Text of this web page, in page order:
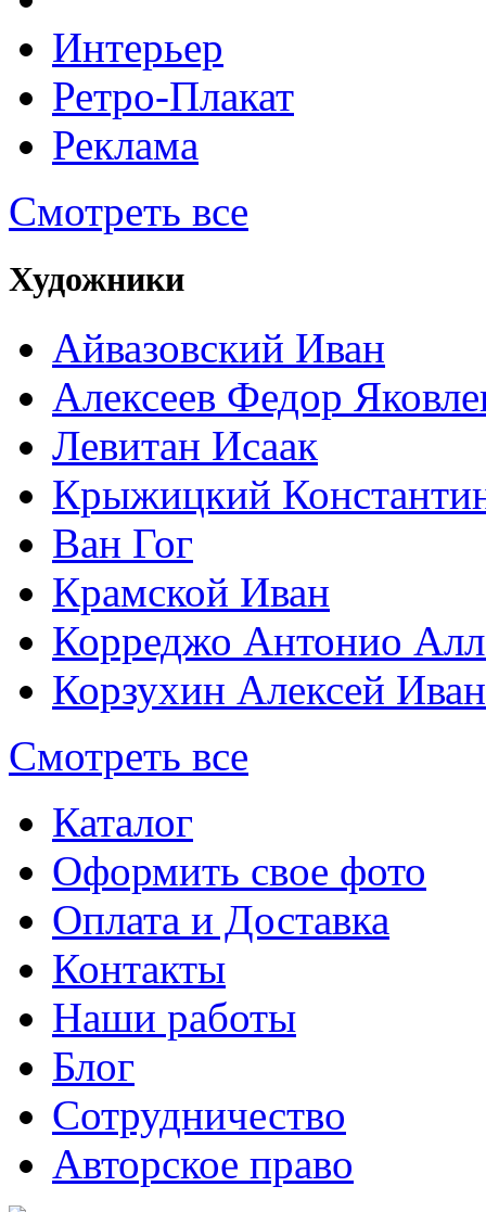
Интерьер
Ретро-Плакат
Реклама
Смотреть все
Художники
Айвазовский Иван
Алексеев Федор
Левитан Исаак
Крыжицкий
Ван Гог
Крамской Иван
Корреджо Антонио
Корзухин Алексей
Смотреть все
Каталог
Оформить свое фото
Оплата и Доставка
Контакты
Наши работы
Блог
Сотрудничество
Авторское право